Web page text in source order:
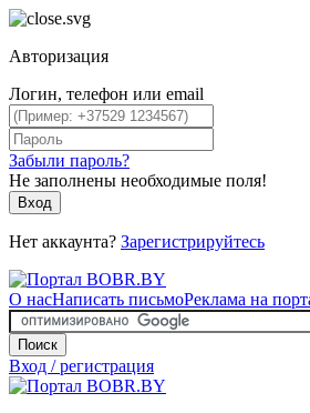
Авторизация
Логин, телефон или email
Забыли пароль?
Не заполнены необходимые поля!
Вход
Нет аккаунта? Зарегистрируйтесь
О насНаписать письмоРеклама на
Поиск
Вход / регистрация